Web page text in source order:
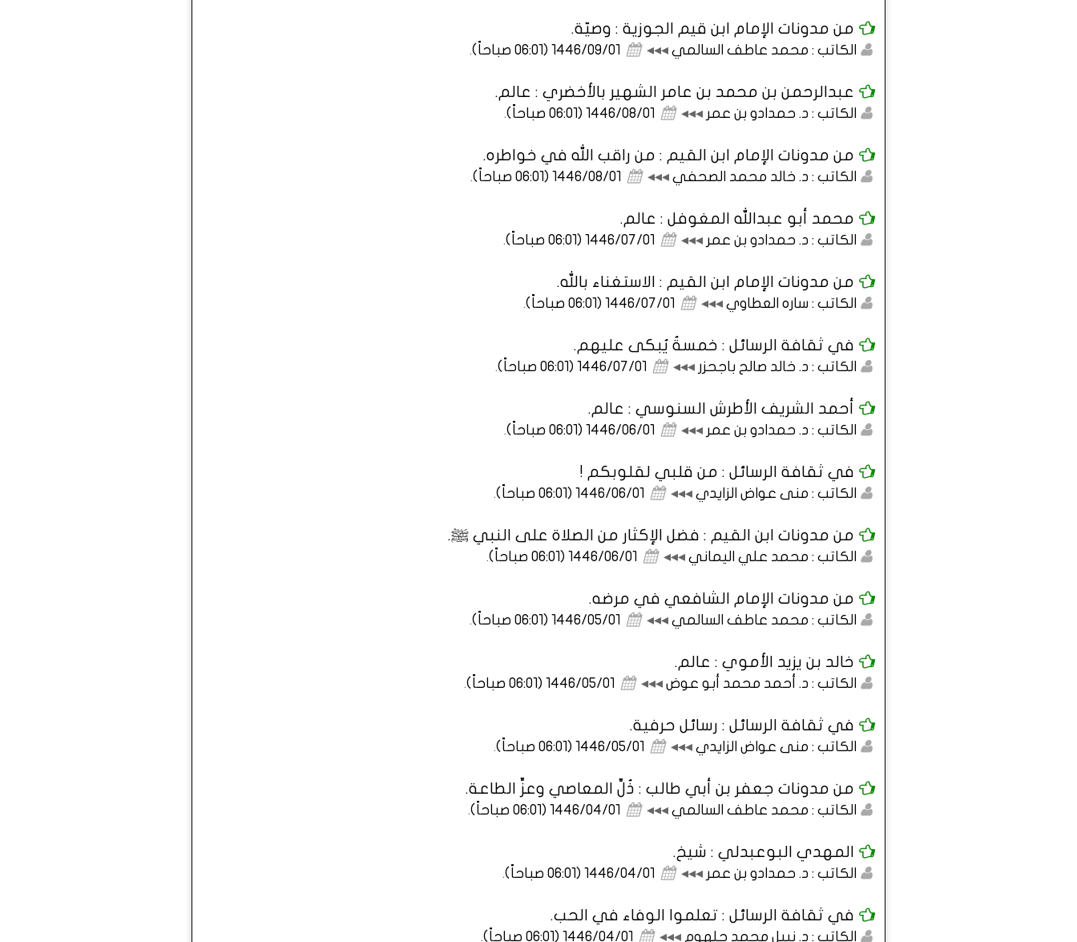
من مدونات الإمام ابن قيم الجوزية : وصيّة.
الكاتب : محمد عاطف السالمي ◂◂◂ 1446/09/01 (06:01 صباحاً) .
عبدالرحمن بن محمد بن عامر الشهير بالأخضري : عالم.
الكاتب : د. حمدادو بن عمر ◂◂◂ 1446/08/01 (06:01 صباحاً) .
من مدونات الإمام ابن القيم : من راقب الله في خواطره.
الكاتب : د. خالد محمد الصحفي ◂◂◂ 1446/08/01 (06:01 صباحاً) .
محمد أبو عبدالله المغوفل : عالم.
الكاتب : د. حمدادو بن عمر ◂◂◂ 1446/07/01 (06:01 صباحاً) .
من مدونات الإمام ابن القيم : الاستغناء بالله.
الكاتب : ساره العطاوي ◂◂◂ 1446/07/01 (06:01 صباحاً) .
في ثقافة الرسائل : خمسةٌ يُبكى عليهم.
الكاتب : د. خالد صالح باجحزر ◂◂◂ 1446/07/01 (06:01 صباحاً) .
أحمد الشريف الأطرش السنوسي : عالم.
الكاتب : د. حمدادو بن عمر ◂◂◂ 1446/06/01 (06:01 صباحاً) .
في ثقافة الرسائل : من قلبي لقلوبكم !
الكاتب : منى عواض الزايدي ◂◂◂ 1446/06/01 (06:01 صباحاً) .
من مدونات ابن القيم : فضل الإكثار من الصلاة على النبي ‎ﷺ.
الكاتب : محمد علي اليماني ◂◂◂ 1446/06/01 (06:01 صباحاً) .
من مدونات الإمام الشافعي في مرضه.
الكاتب : محمد عاطف السالمي ◂◂◂ 1446/05/01 (06:01 صباحاً) .
خالد بن يزيد الأموي : عالم.
الكاتب : د. أحمد محمد أبو عوض ◂◂◂ 1446/05/01 (06:01 صباحاً) .
في ثقافة الرسائل : رسائل حرفية.
الكاتب : منى عواض الزايدي ◂◂◂ 1446/05/01 (06:01 صباحاً) .
من مدونات جعفر بن أبي طالب : ذُلِّ المعاصي وعزِّ الطاعة.
الكاتب : محمد عاطف السالمي ◂◂◂ 1446/04/01 (06:01 صباحاً) .
المهدي البوعبدلي : شيخ.
الكاتب : د. حمدادو بن عمر ◂◂◂ 1446/04/01 (06:01 صباحاً) .
في ثقافة الرسائل : تعلموا الوفاء في الحب.
الكاتب : د. نبيل محمد جلهوم ◂◂◂ 1446/04/01 (06:01 صباحاً) .